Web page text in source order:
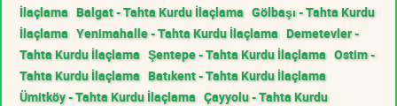
İlaçlama Balgat - Tahta Kurdu İlaçlama Gölbaşı - Tahta Kurdu
İlaçlama Yenimahalle - Tahta Kurdu İlaçlama Demetevler -
Tahta Kurdu İlaçlama Şentepe - Tahta Kurdu İlaçlama Ostim -
Tahta Kurdu İlaçlama Batıkent - Tahta Kurdu İlaçlama
Ümitköy - Tahta Kurdu İlaçlama Çayyolu - Tahta Kurdu